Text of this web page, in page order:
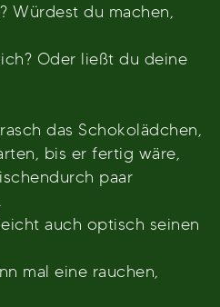
Würdest du machen,
Oder ließt du deine
das Schokolädchen,
bis er fertig wäre,
paar
auch optisch seinen
mal eine rauchen,